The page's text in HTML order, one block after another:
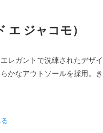
エ ジャコモ）
レガントで洗練されたデザ
かなアウトソールを採用。